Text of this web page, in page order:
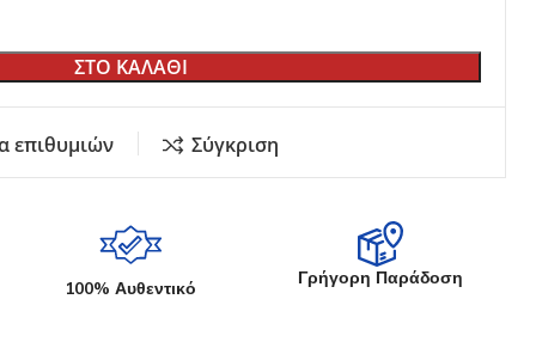
Λάμα
Εκθετήρια Καταστημάτων
Σουγιάδων
Μαχαιριών Κουζίνας
Στάντ
ΣΤΟ ΚΑΛΑΘΙ
επιθυμιών Σύγκριση
100% Αυθεντικό Γρήγορη Παράδοση